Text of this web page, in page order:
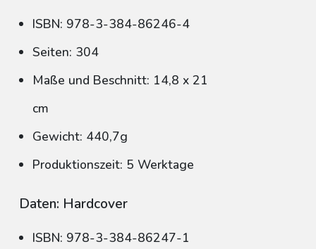
ISBN: 978-3-384-86246-4
Seiten: 304
Maße und Beschnitt: 14,8 x 21
cm
Gewicht: 440,7g
Produktionszeit: 5 Werktage
Daten: Hardcover
ISBN: 978-3-384-86247-1